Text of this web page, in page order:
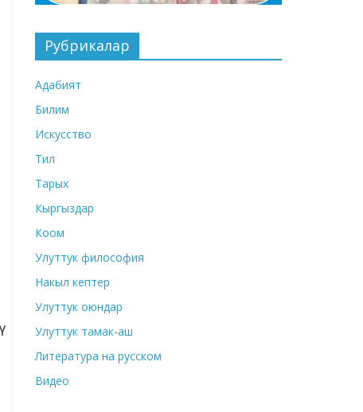
Рубрикалар
Адабият
Билим
Искусство
Тил
Тарых
Кыргыздар
Коом
Улуттук философия
Накыл кептер
Улуттук оюндар
Улуттук тамак-аш
Литература на русском
Видео